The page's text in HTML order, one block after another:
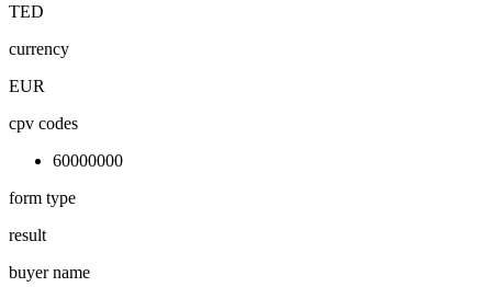
TED
currency
EUR
cpv codes
60000000
form type
result
buyer name